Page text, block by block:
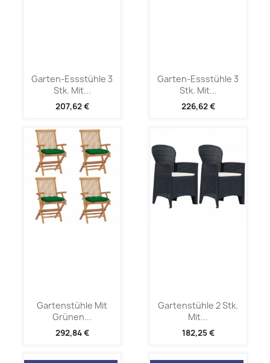
Garten-Essstühle 3
Stk. Mit...
207,62 €
Garten-Essstühle 3
Stk. Mit...
226,62 €
Gartenstühle Mit
Grünen...
292,84 €
Gartenstühle 2 Stk.
Mit...
182,25 €